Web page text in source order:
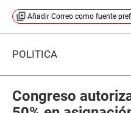
Añadir Correo como fuente
POLÍTICA
Congreso